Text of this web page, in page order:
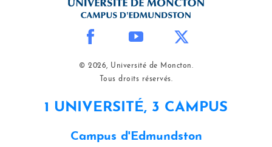
© 2026, Université de Moncton.
Tous droits réservés.
1 UNIVERSITÉ, 3 CAMPUS
Campus d'Edmundston